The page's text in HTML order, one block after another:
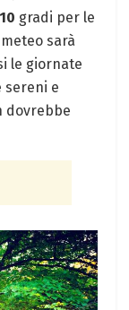
10 gradi per le
sarà
le giornate
sereni e
dovrebbe